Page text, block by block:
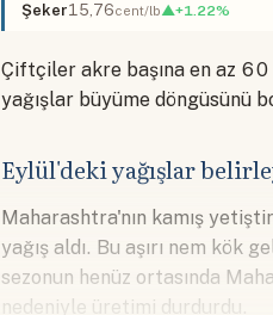
Şeker15,76cent/lb▲+1.22%
Çiftçiler akre başına en az
yağışlar büyüme döngüsünü
Eylül'deki yağışlar
Maharashtra'nın kamış
yağış aldı. Bu aşırı nem kök
sezonun henüz ortasında
nedeniyle üretimi durdurdu.